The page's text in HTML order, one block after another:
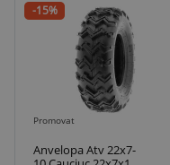
-15%
Promovat
Anvelopa Atv 22x7-